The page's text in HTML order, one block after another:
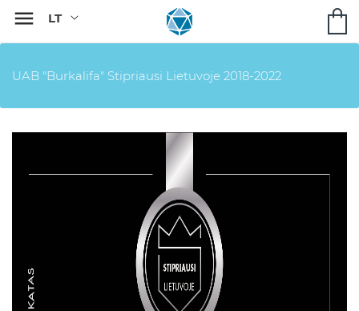

UAB "Burkalifa" Stipriausi Lietuvoje 2018-2022